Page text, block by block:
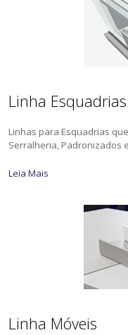
Linha Esquadrias
Linhas para Esquadrias
Serralheria, Padronizados
Leia Mais
Linha Móveis